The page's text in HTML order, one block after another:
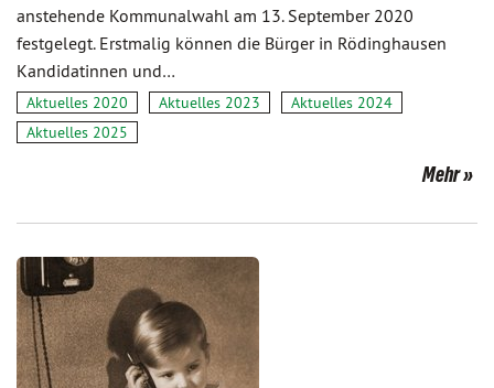
anstehende Kommunalwahl am 13. September 2020
festgelegt. Erstmalig können die Bürger in Rödinghausen
Kandidatinnen und…
Aktuelles 2020 Aktuelles 2023
Aktuelles 2024
Aktuelles 2025
Mehr